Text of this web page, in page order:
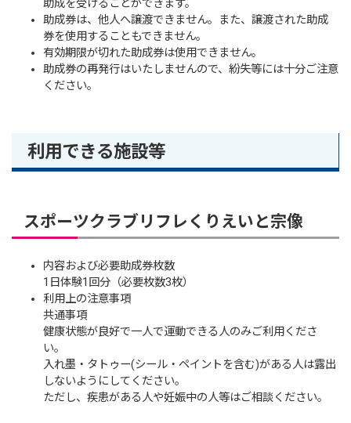
助成を受けることができます。
助成券は、他人へ譲渡できません。また、譲渡された助成
券を使用することもできません。
有効期限が切れた助成券は使用できません。
助成券の再発行はいたしませんので、紛失等には十分ご注意
ください。
利用できる施設等
スポーツクラブリフレくりえいと宗像
内容および必要助成券枚数
1日体験1回分（必要枚数3枚）
利用上の注意事項
共通事項
健康状態が良好で一人で運動できる人のみご利用くださ
い。
入れ墨・タトゥー(シール・ペイントを含む)がある人は露出
しないようにしてください。
ただし、疾患がある人や妊娠中の人等はご相談ください。